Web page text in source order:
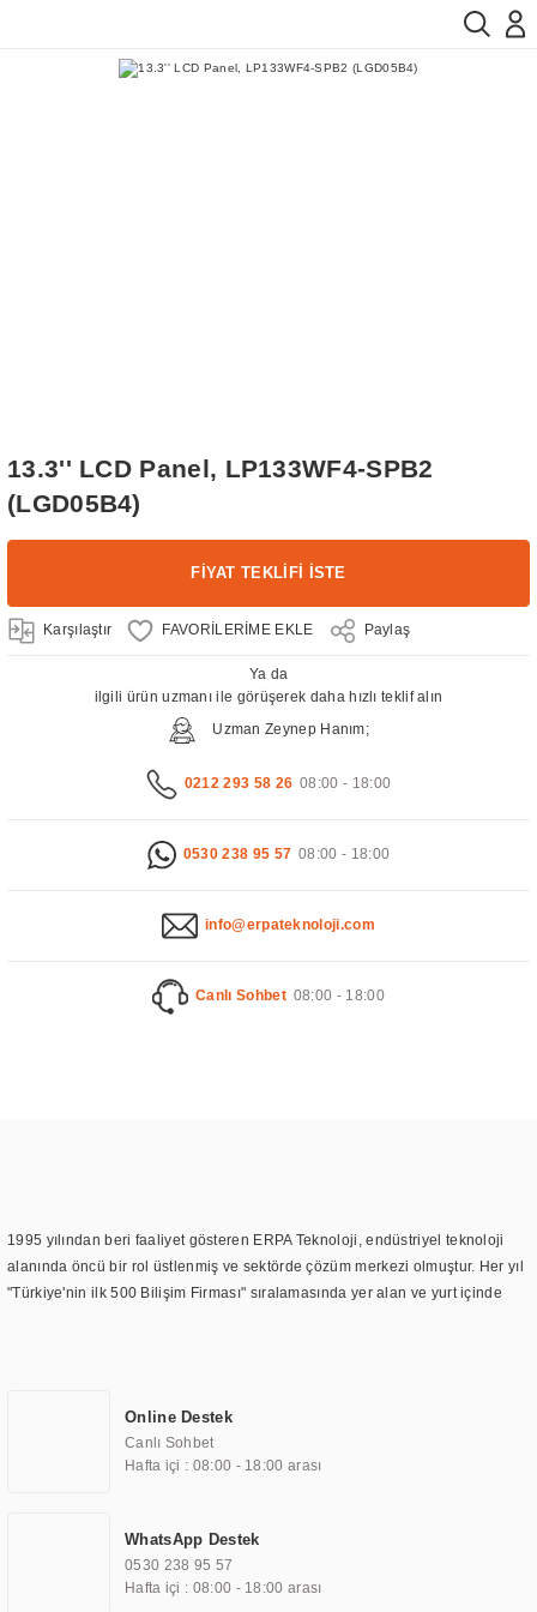
13.3'' LCD Panel, LP133WF4-SPB2
(LGD05B4)
FİYAT TEKLİFİ İSTE
Karşılaştır Paylaş
Ya da
ilgili ürün uzmanı ile görüşerek daha hızlı teklif alın
Uzman Zeynep Hanım;
0212 293 58 26 08:00 - 18:00
0530 238 95 57 08:00 - 18:00
info@erpateknoloji.com
Canlı Sohbet 08:00 - 18:00
1995 yılından beri faaliyet gösteren ERPA Teknoloji, endüstriyel teknoloji
alanında öncü bir rol üstlenmiş ve sektörde çözüm merkezi olmuştur. Her yıl
"Türkiye'nin ilk 500 Bilişim Firması" sıralamasında yer alan ve yurt içinde
TOCHI markası altında kendi ürettiği ürünlerde kullanmıştır. Günümüzde
TOCHI; videowall, digital signage, kiosk, totem, akıllı durak ekranı, araç içi
ekran, asansör ekranı, digital menüboard, marin ekran, medikal ekran,
ekranları, endüstriyel ekranlar, kapı önü bilgi ekranları, panel PC,
endüstriyel Panel PC, mini PC, endüstriyel mini PC ve akıllı bina sistemleri
gibi çözümleri 4.5" ile 110” boyutları arasında üretebilirken, ayrıca standart
Online Destek
Canlı Sohbet
Hafta içi : 08:00 - 18:00 arası
WhatsApp Destek
0530 238 95 57
Hafta içi : 08:00 - 18:00 arası